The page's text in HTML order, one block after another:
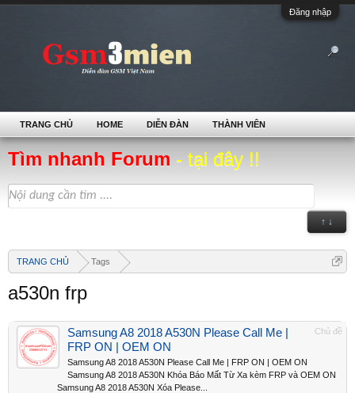
Đăng nhập
Tìm nhanh Forum - tại đây !!
↑ ↓
TRANG CHỦ Tags
a530n frp
Chủ đề
Samsung A8 2018 A530N Please Call Me |
FRP ON | OEM ON
Samsung A8 2018 A530N Please Call Me | FRP ON | OEM ON
Samsung A8 2018 A530N Khóa Báo Mất Từ Xa kèm FRP và OEM ON
Samsung A8 2018 A530N Xóa Please...
TRANG CHỦ HOME DIỄN ĐÀN THÀNH VIÊN